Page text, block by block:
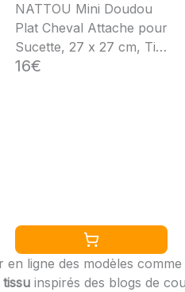
NATTOU Mini Doudou
Plat Cheval Attache pour
Sucette, 27 x 27 cm, Tim
et Tiloo, Beige, 498111
16€
ligne des modèles
inspirés des blogs de